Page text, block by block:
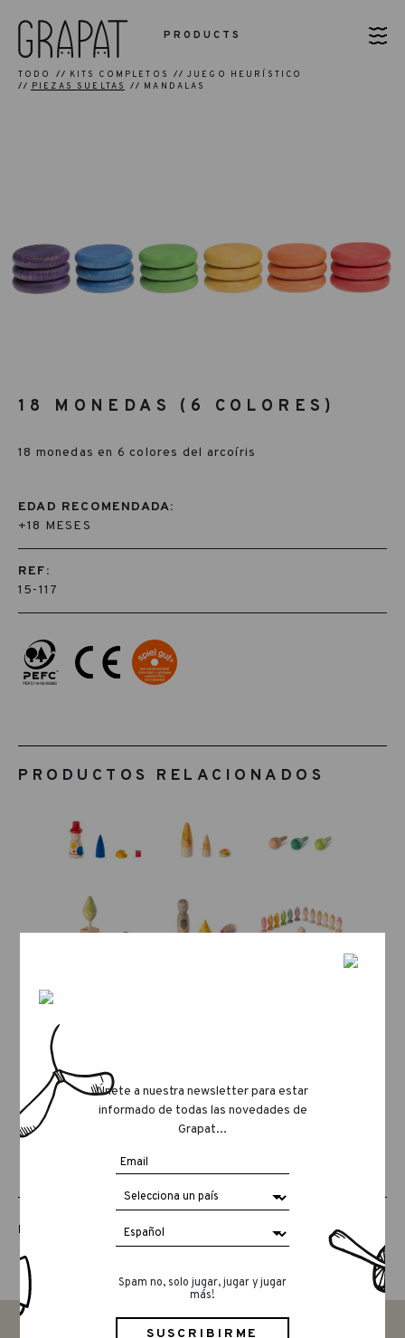
PRODUCTS
TODO KITS COMPLETOS
JUEGO HEURÍSTICO
PIEZAS SUELTAS
MANDALAS
18 MONEDAS (6 COLORES)
18 monedas en 6 colores del arcoíris
EDAD RECOMENDADA:
+18 MESES
REF:
15-117
PRODUCTOS RELACIONADOS
LUCKY LUCKY QUINTA EDICIÓN
Únete a nuestra newsletter para estar
informado de todas las novedades de
Grapat...
Spam no, solo jugar, jugar y jugar
más!